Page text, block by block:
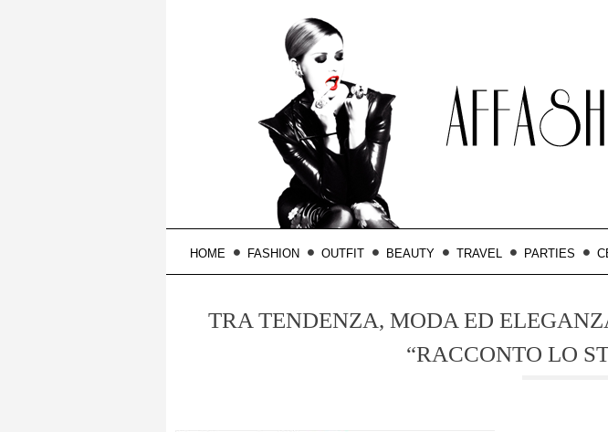
HOME FASHION OUTFIT BEAUTY TRAVEL PARTIES
TRA TENDENZA, MODA ED
“RACCONTO LO